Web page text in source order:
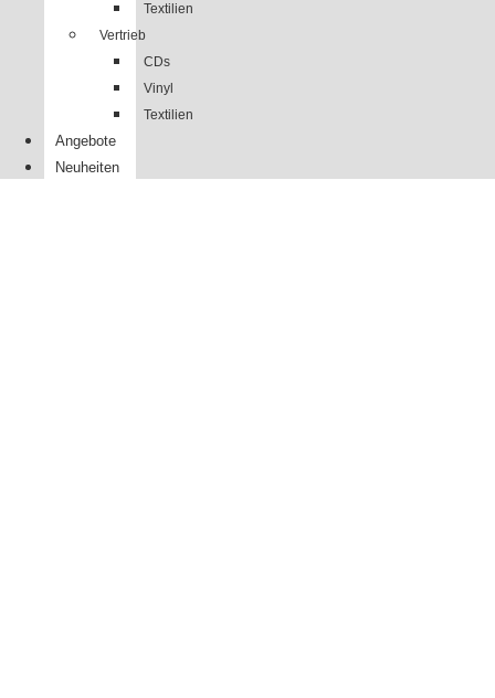
Textilien
Vertrieb
CDs
Vinyl
Textilien
Angebote
Neuheiten